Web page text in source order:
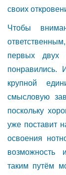
своих
Чтобы
первых двух
понравились.
крупной
смысловую
поскольку
уже поставит
освоения
возможность
таким путём